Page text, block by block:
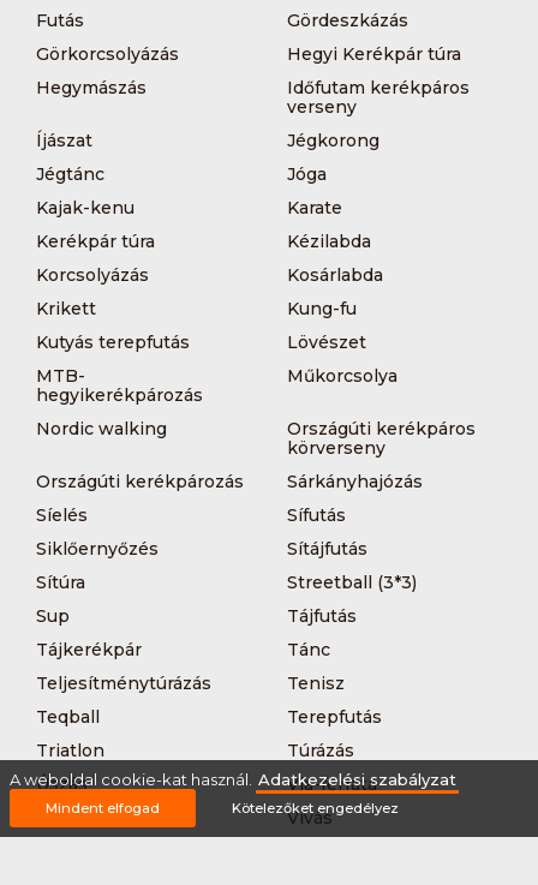
Futás
Gördeszkázás
Görkorcsolyázás
Hegyi Kerékpár túra
Hegymászás
Időfutam kerékpáros
verseny
Íjászat
Jégkorong
Jégtánc
Jóga
Kajak-kenu
Karate
Kerékpár túra
Kézilabda
Korcsolyázás
Kosárlabda
Krikett
Kung-fu
Kutyás terepfutás
Lövészet
MTB-
hegyikerékpározás
Műkorcsolya
Nordic walking
Országúti kerékpáros
körverseny
Országúti kerékpározás
Sárkányhajózás
Síelés
Sífutás
Siklőernyőzés
Sítájfutás
Sítúra
Streetball (3*3)
Sup
Tájfutás
Tájkerékpár
Tánc
Teljesítménytúrázás
Tenisz
Teqball
Terepfutás
Triatlon
Túrázás
Úszás
Via-ferrata
Vitorlázás
Vívás
A weboldal cookie-kat használ. Adatkezelési szabályzat
Mindent elfogad Kötelezőket engedélyez